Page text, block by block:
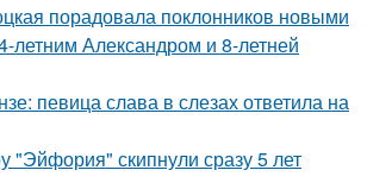
порадовала поклонников новыми
летним Александром и 8-летней
певица слава в слезах ответила на
"Эйфория" скипнули сразу 5 лет